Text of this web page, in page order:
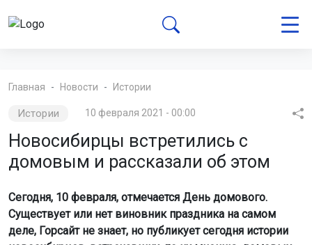
Главная Новости Истории
Истории 10 февраля 2021 - 00:00
Новосибирцы встретились с
домовым и рассказали об этом
Сегодня, 10 февраля, отмечается День домового.
Существует или нет виновник праздника на самом
деле, Горсайт не знает, но публикует сегодня истории